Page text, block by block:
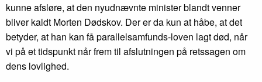
kunne afsløre, at den nyudnævnte minister blandt venner
bliver kaldt Morten Dødskov. Der er da kun at håbe, at det
betyder, at han kan få parallelsamfunds-loven lagt død, når
vi på et tidspunkt når frem til afslutningen på retssagen om
dens lovlighed.